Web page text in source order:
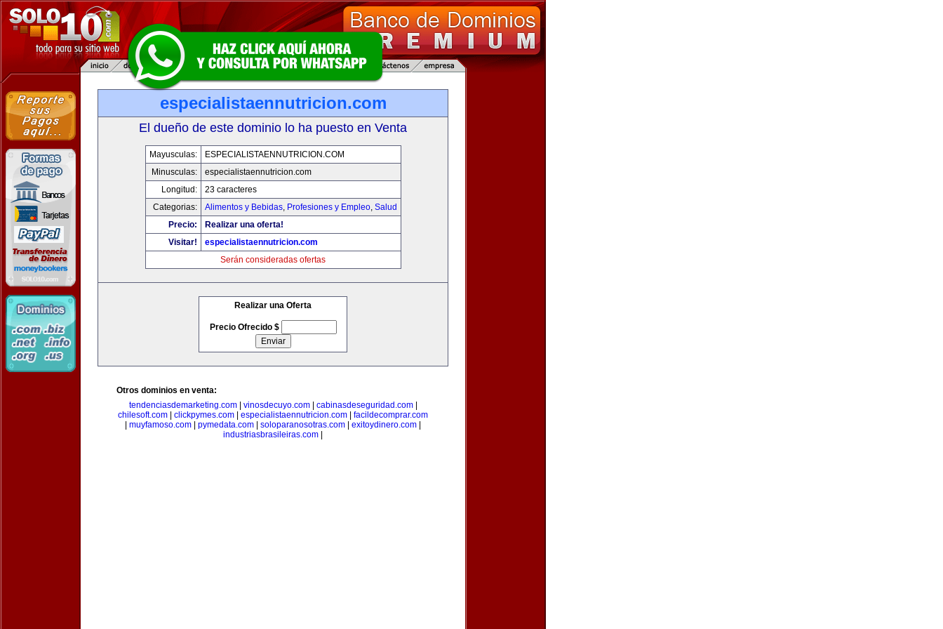
especialistaennutricion.com
El dueño de este dominio lo ha puesto en Venta
Mayusculas:
ESPECIALISTAENNUTRICION.COM
Minusculas:
especialistaennutricion.com
Longitud:
23 caracteres
Categorias:
Alimentos y Bebidas, Profesiones y Empleo, Salud
Precio:
Realizar una oferta!
Visitar!
especialistaennutricion.com
Serán consideradas ofertas
Realizar una Oferta
Precio Ofrecido $
Otros dominios en venta:
tendenciasdemarketing.com| vinosdecuyo.com| cabinasdeseguridad.com|
chilesoft.com
clickpymes.com especialistaennutricion.com
facildecomprar.com
muyfamoso.com pymedata.com soloparanosotras.com exitoydinero.com
industriasbrasileiras.com